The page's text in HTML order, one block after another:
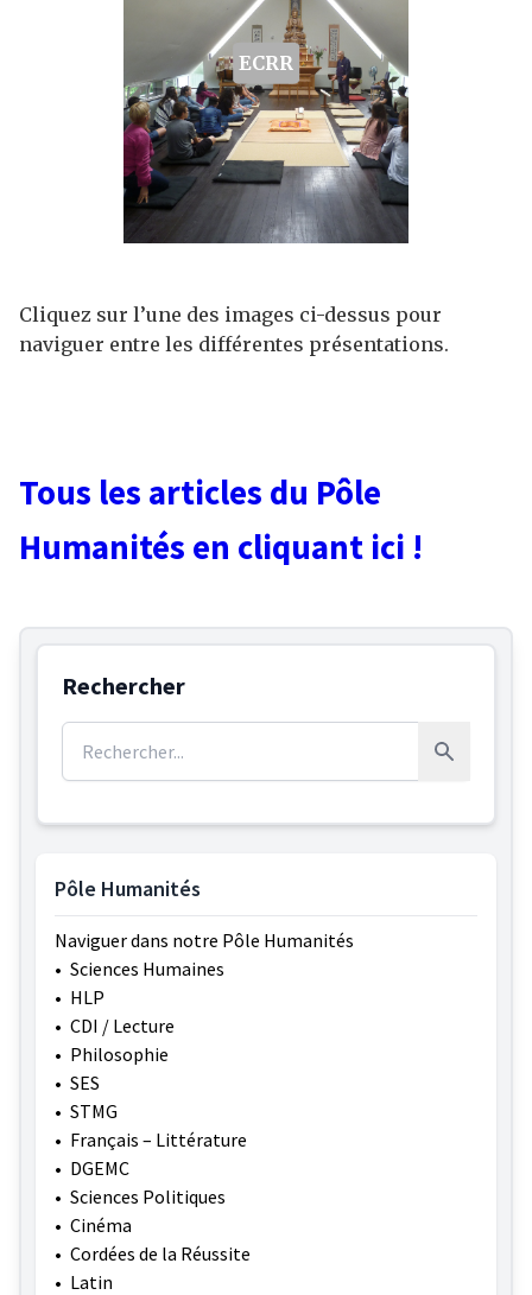
ECRR
Cliquez sur l’une des images ci-dessus pour
naviguer entre les différentes présentations.
Tous les articles du Pôle
Humanités en cliquant ici !
Rechercher
Rechercher
Pôle Humanités
Naviguer dans notre Pôle Humanités
• Sciences Humaines
• HLP
• CDI / Lecture
• Philosophie
• SES
• STMG
• Français – Littérature
• DGEMC
• Sciences Politiques
• Cinéma
• Cordées de la Réussite
• Latin